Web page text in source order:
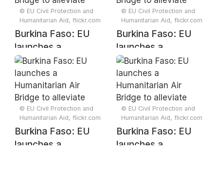
Signing Ceremony
Signing Ceremony
© EU Civil Protection and
Humanitarian Aid, flickr.com
Burkina Faso: EU
launches a
Humanitarian Air
Bridge to alleviate
suffering of
blockaded towns
© EU Civil Protection and
Humanitarian Aid, flickr.com
Burkina Faso: EU
launches a
Humanitarian Air
Bridge to alleviate
suffering of
blockaded towns
© EU Civil Protection and
Humanitarian Aid, flickr.com
Burkina Faso: EU
launches a
© EU Civil Protection and
Humanitarian Aid, flickr.com
Burkina Faso: EU
launches a